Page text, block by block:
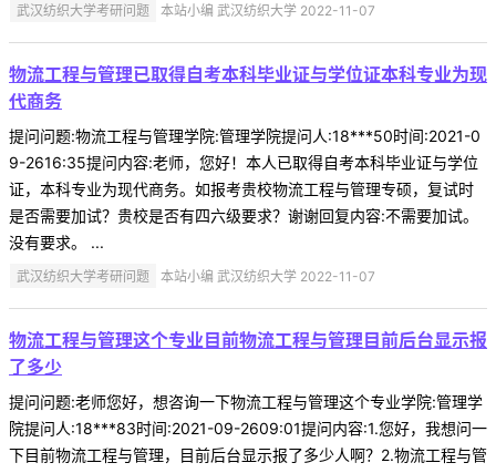
武汉纺织大学考研问题 本站小编 武汉纺织大学 2022-11-07
物流工程与管理已取得自考本科毕业证与学位证本科专业为现
代商务
提问问题:物流工程与管理学院:管理学院提问人:18***50时间:2021-0
9-2616:35提问内容:老师，您好！本人已取得自考本科毕业证与学位
证，本科专业为现代商务。如报考贵校物流工程与管理专硕，复试时
是否需要加试？贵校是否有四六级要求？谢谢回复内容:不需要加试。
没有要求。 ...
武汉纺织大学考研问题 本站小编 武汉纺织大学 2022-11-07
物流工程与管理这个专业目前物流工程与管理目前后台显示报
了多少
提问问题:老师您好，想咨询一下物流工程与管理这个专业学院:管理学
院提问人:18***83时间:2021-09-2609:01提问内容:1.您好，我想问一
下目前物流工程与管理，目前后台显示报了多少人啊？2.物流工程与管